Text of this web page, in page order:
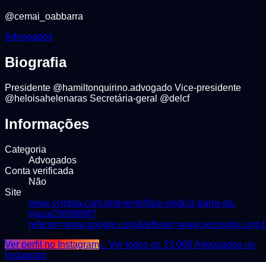
@cemai_oabbarra
Advogados
Biografia
Presidente @hamiltonquirino.advogado Vice-presidente
@heloisahelenaras Secretária-geral @delcf
Informações
Categoria
Advogados
Conta verificada
Não
Site
www.sympla.com.br/evento/fala-sindico-barra-da-
tijuca/2999888?
Ver perfil no Instagram←Ver todos os 23.068Advogados no
Instagram